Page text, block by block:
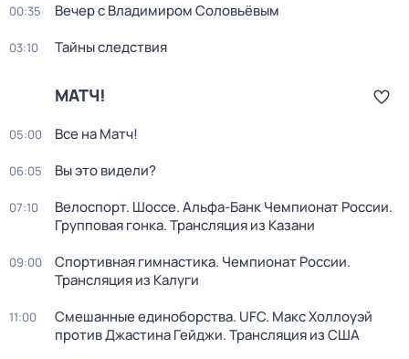
00:35 Вечер с Владимиром Соловьёвым
03:10 Тайны следствия
МАТЧ!
05:00 Все на Матч!
06:05 Вы это видели?
07:10
Велоспорт. Шоссе. Альфа-Банк Чемпионат России.
Групповая гонка. Трансляция из Казани
09:00
Спортивная гимнастика. Чемпионат России.
Трансляция из Калуги
11:00
Смешанные единоборства. UFC. Макс Холлоуэй
против Джастина Гейджи. Трансляция из США